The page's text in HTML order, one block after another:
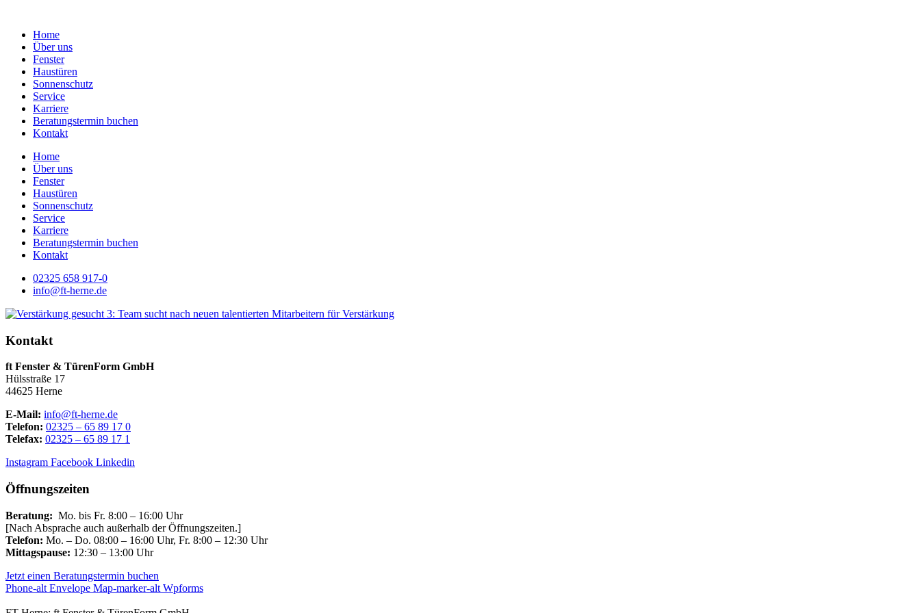
springenHome
Über uns
Fenster
Haustüren
Sonnenschutz
Service
Karriere
Beratungstermin buchen
Kontakt
Home
Über uns
Fenster
Haustüren
Sonnenschutz
Service
Karriere
Beratungstermin buchen
Kontakt
02325 658 917-0
info@ft-herne.de
Kontakt
ft Fenster & TürenForm GmbH
Hülsstraße 17
44625 Herne
E-Mail: info@ft-herne.de
Telefon: 02325 – 65 89 17 0
Telefax: 02325 – 65 89 17 1
Instagram Facebook Linkedin
Öffnungszeiten
Beratung: Mo. bis Fr. 8:00 – 16:00 Uhr
[Nach Absprache auch außerhalb der Öffnungszeiten.]
Telefon: Mo. – Do. 08:00 – 16:00 Uhr, Fr. 8:00 – 12:30 Uhr
Mittagspause: 12:30 – 13:00 Uhr
Jetzt einen Beratungstermin buchen
Phone-alt Envelope Map-marker-alt Wpforms